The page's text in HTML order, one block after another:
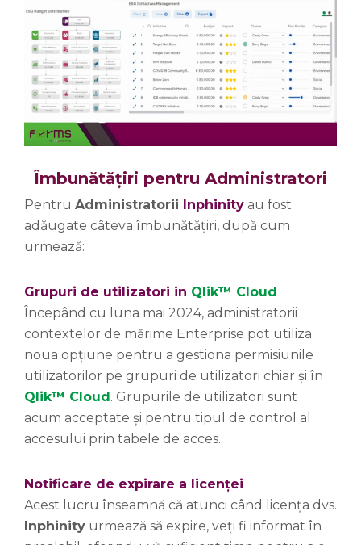
Îmbunătățiri pentru Administratori
Pentru Administratorii Inphinity au fost
adăugate câteva îmbunătățiri, după cum
urmează:
Grupuri de utilizatori in Qlik™ Cloud
Începând cu luna mai 2024, administratorii
contextelor de mărime Enterprise pot utiliza
noua opțiune pentru a gestiona permisiunile
utilizatorilor pe grupuri de utilizatori chiar și în
Qlik™ Cloud. Grupurile de utilizatori sunt
acum acceptate și pentru tipul de control al
accesului prin tabele de acces.
Notificare de expirare a licenței
Acest lucru înseamnă că atunci când licența dvs.
Inphinity urmează să expire, veți fi informat în